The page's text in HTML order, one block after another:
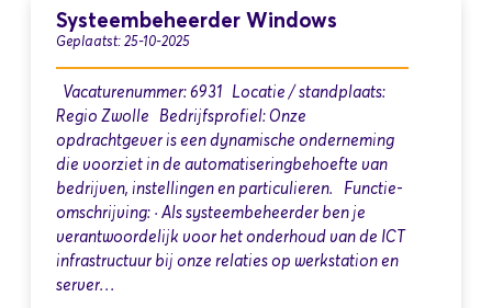
Systeembeheerder Windows
Geplaatst: 25-10-2025
Vacaturenummer: 6931 Locatie / standplaats:
Regio Zwolle Bedrijfsprofiel: Onze
opdrachtgever is een dynamische onderneming
die voorziet in de automatiseringbehoefte van
bedrijven, instellingen en particulieren. Functie-
omschrijving: · Als systeembeheerder ben je
verantwoordelijk voor het onderhoud van de ICT
infrastructuur bij onze relaties op werkstation en
server…